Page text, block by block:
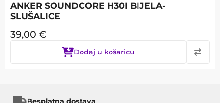
ANKER SOUNDCORE H30I BIJELA-
SLUŠALICE
39,00 €
Dodaj u košaricu
Besplatna dostava